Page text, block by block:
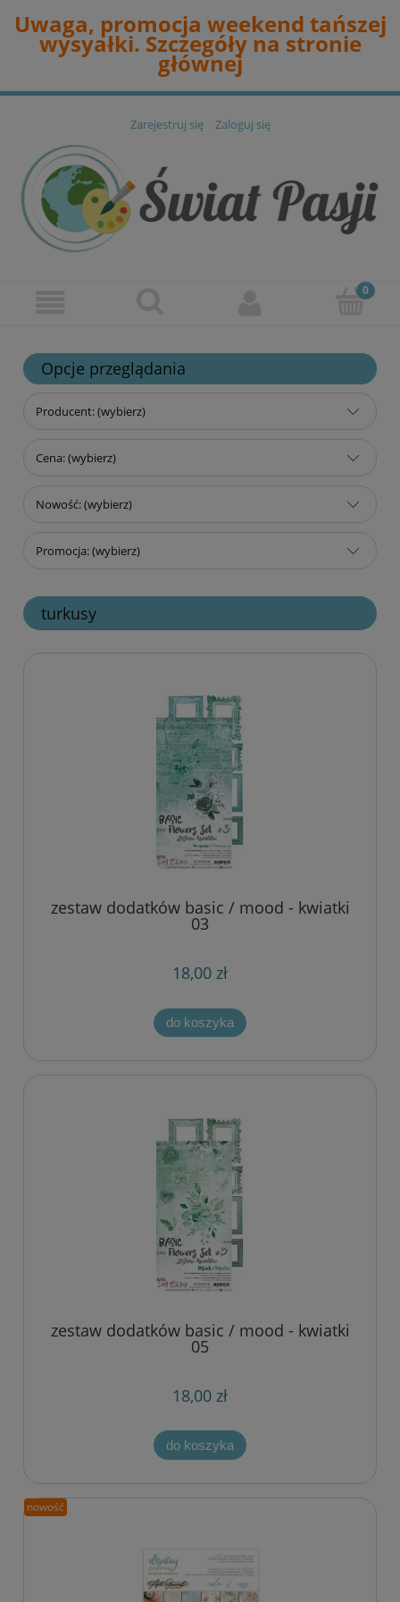
Uwaga, promocja weekend tańszej
wysyałki. Szczegóły na stronie
głównej
Zarejestruj się Zaloguj się
Opcje przeglądania
Producent: (wybierz)
Cena: (wybierz)
Nowość: (wybierz)
Promocja: (wybierz)
turkusy
zestaw dodatków basic / mood - kwiatki
03
18,00 zł
do koszyka
zestaw dodatków basic / mood - kwiatki
05
18,00 zł
do koszyka
nowość